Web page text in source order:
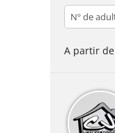
adults
A partir de